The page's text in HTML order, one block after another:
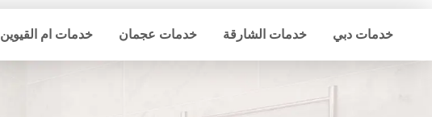
خدمات دبي خدمات الشارقة خدمات عجمان خدمات ام القيوين